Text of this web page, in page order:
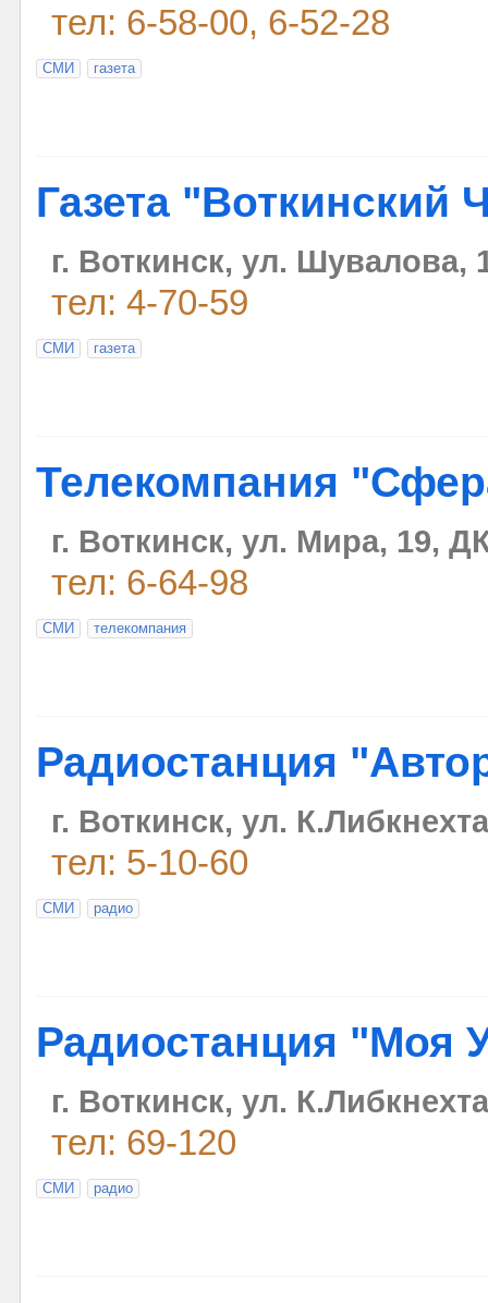
тел: 6-58-00, 6-52-28
СМИ газета
Газета "Воткинский
г. Воткинск, ул.
тел: 4-70-59
СМИ газета
Телекомпания
г. Воткинск, ул. Мира, 19,
тел: 6-64-98
СМИ телекомпания
Радиостанция
г. Воткинск, ул.
тел: 5-10-60
СМИ радио
Радиостанция "Моя
г. Воткинск, ул.
тел: 69-120
СМИ радио